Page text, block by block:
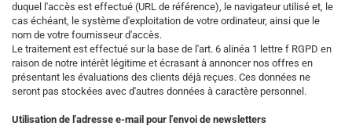
duquel l'accès est effectué (URL de référence), le navigateur utilisé et, le
cas échéant, le système d'exploitation de votre ordinateur, ainsi que le
nom de votre fournisseur d'accès.
Le traitement est effectué sur la base de l'art. 6 alinéa 1 lettre f RGPD en
raison de notre intérêt légitime et écrasant à annoncer nos offres en
présentant les évaluations des clients déjà reçues. Ces données ne
seront pas stockées avec d'autres données à caractère personnel.
Utilisation de l'adresse e-mail pour l'envoi de newsletters